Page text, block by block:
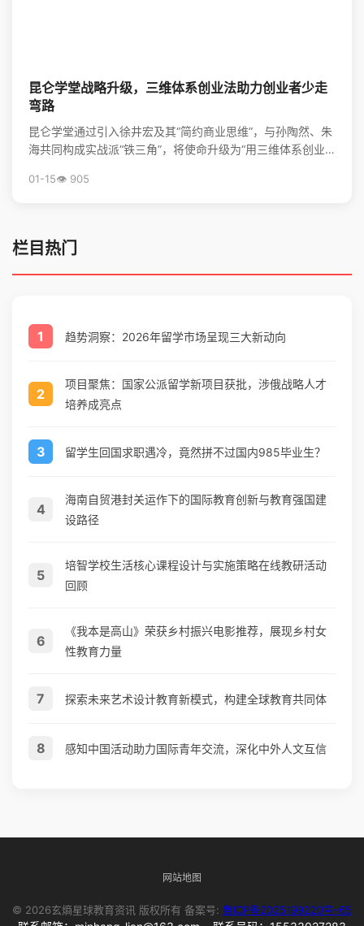
昆仑学堂战略升级，三维体系创业法助力创业者少走
弯路
昆仑学堂通过引入徐井宏及其“简约商业思维”，与孙陶然、朱
海共同构成实战派“铁三角”，将使命升级为“用三维体系创业
01-15👁️ 905
栏目热门
1 趋势洞察：2026年留学市场呈现三大新动向
2
项目聚焦：国家公派留学新项目获批，涉俄战略人才
培养成亮点
3 留学生回国求职遇冷，竟然拼不过国内985毕业生？
4
海南自贸港封关运作下的国际教育创新与教育强国建
设路径
5
培智学校生活核心课程设计与实施策略在线教研活动
回顾
6
《我本是高山》荣获乡村振兴电影推荐，展现乡村女
性教育力量
7 探索未来艺术设计教育新模式，构建全球教育共同体
8 感知中国活动助力国际青年交流，深化中外人文互信
网站地图
© 2026玄熵星球教育资讯 版权所有 备案号: 鲁ICP备2025199220号-65